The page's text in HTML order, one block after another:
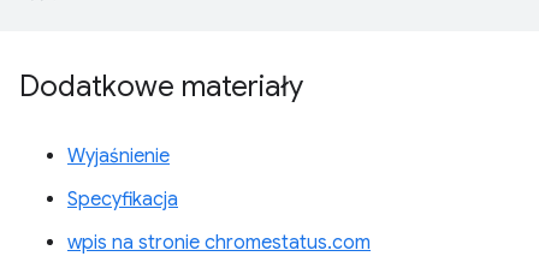
Dodatkowe materiały
Wyjaśnienie
Specyfikacja
wpis na stronie chromestatus.com